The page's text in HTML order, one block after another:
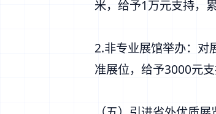
米，给予1万元支持，
2.非专业展馆举办：对
准展位，给予3000元